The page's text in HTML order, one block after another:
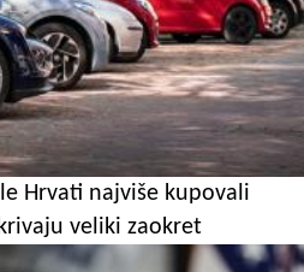
Hrvati najviše kupovali
veliki zaokret